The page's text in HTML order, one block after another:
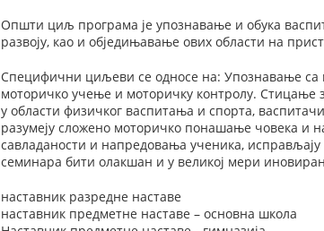
Општи циљ програма је упознавање и обука
развоју, као и обједињавање ових области на
Специфични циљеви се односе на: Упознавање са
моторичко учење и моторичку контролу.
у области физичког васпитања и спорта,
разумеју сложено моторичко понашање човека и
савладаности и напредовања ученика,
семинара бити олакшан и у великој мери
наставник разредне наставе
наставник предметне наставе – основна школа